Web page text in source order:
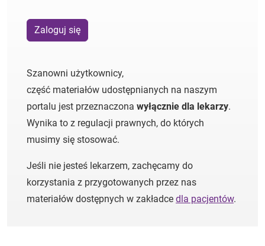
Zaloguj się
Szanowni użytkownicy,
część materiałów udostępnianych na naszym
portalu jest przeznaczona wyłącznie dla lekarzy.
Wynika to z regulacji prawnych, do których
musimy się stosować.
Jeśli nie jesteś lekarzem, zachęcamy do
korzystania z przygotowanych przez nas
materiałów dostępnych w zakładce dla pacjentów.